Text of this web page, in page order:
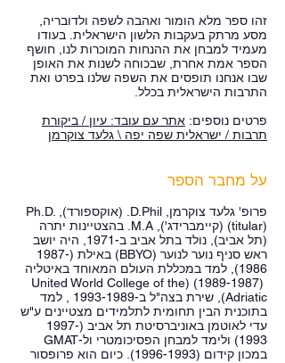
זהו ספר מלא הומור ואהבה לשפה ולדובריה,
מסע מרתק בעקבות הלשון הישראלית. בעודו
מעמיד למבחן את ההנחות המוכרות לנו, חושף
הספר אמת אחרת, שבכוחה לשנות את האופן
שבו אנחנו תופסים את השפה שלנו בפרט ואת
התרבות הישראלית בכלל.
פרטים נוספים: אתר עם עובד: עיון / ביקורת
תרבות / ישראלית שפה יפה \ גלעד צוקרמן
על מחבר הספר
פרופ' גלעד צוקרמן, D.Phil. (אוקספורד), Ph.D.
(titular) (קיימברידג'), M.A. בהצטיינות יתרה
(תל אביב), נולד בתל אביב ב-1971, היה יושב
ראש סניף נוער לנוער (BBYO) באילת
(1987-
1986)
, למד במכללת העולם המאוחד באיטליה
(1989-1987)
(United World College of the
Adriatic), שירת בצה"ל ב-1993-1989 , למד
בתוכנית הבין תחומית לתלמידים מצטיינים ע"ש
עדי לאוטמן באוניברסיטת תל אביב
(1997-
1993)
ולימד למבחן הפסיכומטרי ול-GMAT
במכון קידום (1996-1993)
. כיום הוא פרופסור